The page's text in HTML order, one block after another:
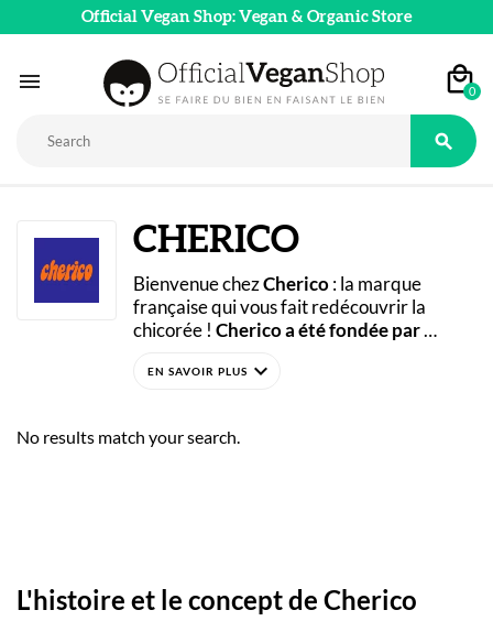
Official Vegan Shop: Vegan & Organic Store
 0

CHERICO
Bienvenue chez Cherico : la marque
française qui vous fait redécouvrir la
chicorée ! Cherico a été fondée par
Le Leu dans le but de donner une seconde
recettes sont innovantes : la chicorée
France, au sein des ateliers de la marque,
entre Paris et Lyon.
Une nouvelle boisson chaude s’invite dans
Official Vegan Shop
expand_more
No results match your search.
L'histoire et le concept de Cherico